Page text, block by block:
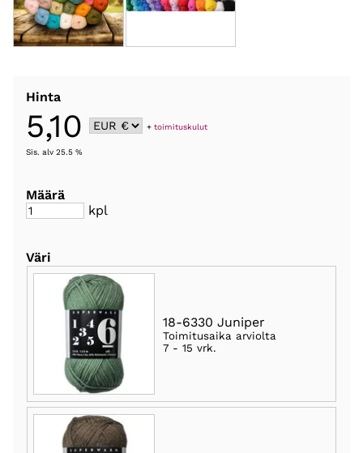
Hinta
5,10 +toimituskulut
Sis. alv 25.5 %
Määrä
kpl
Väri
18-6330 Juniper
Toimitusaika arviolta
7 - 15 vrk.